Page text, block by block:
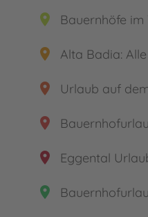
place Bauernhöfe
place Alta Badia:
place Urlaub auf
place
place Eggental
place